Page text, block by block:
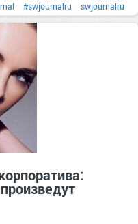
#swjournalru swjournalru
#подарок
Подарок (г.Уржум) [714111]
#шанель
яркаяпомада